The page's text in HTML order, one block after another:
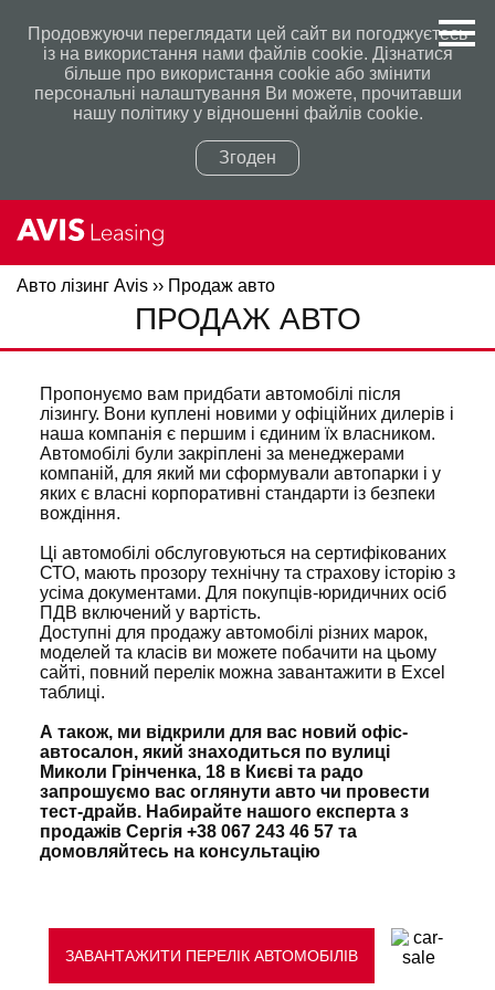
Продовжуючи переглядати цей сайт ви погоджуєтесь
із на використання нами файлів cookie. Дізнатися
більше про використання сookie або змінити
персональні налаштування Ви можете, прочитавши
нашу політику у відношенні файлів сookie.
Згоден
Авто лізинг Avis ›› Продаж авто
ПРОДАЖ АВТО
Пропонуємо вам придбати автомобілі після
лізингу. Вони куплені новими у офіційних дилерів і
наша компанія є першим і єдиним їх власником.
Автомобілі були закріплені за менеджерами
компаній, для який ми сформували автопарки і у
яких є власні корпоративні стандарти із безпеки
вождіння.
Ці автомобілі обслуговуються на сертифікованих
СТО, мають прозору технічну та страхову історію з
усіма документами. Для покупців-юридичних осіб
ПДВ включений у вартість.
Доступні для продажу автомобілі різних марок,
моделей та класів ви можете побачити на цьому
сайті, повний перелік можна завантажити в Excel
таблиці.
А також, ми відкрили для вас новий офіс-
автосалон, який знаходиться по вулиці
Миколи Грінченка, 18 в Києві та радо
запрошуємо вас оглянути авто чи провести
тест-драйв. Набирайте нашого експерта з
продажів Сергія +38 067 243 46 57 та
домовляйтесь на консультацію
ЗАВАНТАЖИТИ ПЕРЕЛІК АВТОМОБІЛІВ
Політикою конфіденційності
Політикою конфіденційності
Політикою конфіденційності